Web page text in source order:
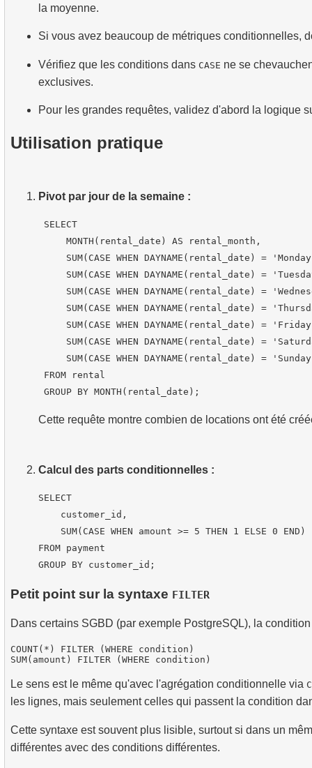
la moyenne.
Si vous avez beaucoup de métriques conditionnelles,
Vérifiez que les conditions dans CASE ne se
exclusives.
Pour les grandes requêtes, validez d'abord la logique
Utilisation pratique
Pivot par jour de la semaine :
SELECT
     MONTH(rental_date) AS rental_month,
SUM(CASE WHEN DAYNAME(rental_date) =
SUM(CASE WHEN DAYNAME(rental_date) =
SUM(CASE WHEN DAYNAME(rental_date) =
SUM(CASE WHEN DAYNAME(rental_date) =
SUM(CASE WHEN DAYNAME(rental_date) =
SUM(CASE WHEN DAYNAME(rental_date) =
SUM(CASE WHEN DAYNAME(rental_date) =
FROM rental
Cette requête montre combien de locations ont été
Calcul des parts conditionnelles :
SELECT
    customer_id,
SUM(CASE WHEN amount >= 5 THEN 1 ELSE 0
FROM payment
Petit point sur la syntaxe FILTER
Dans certains SGBD (par exemple PostgreSQL), la
COUNT(*) FILTER (WHERE condition)
Le sens est le même qu'avec l'agrégation conditionnelle via
les lignes, mais seulement celles qui passent la condition
Cette syntaxe est souvent plus lisible, surtout si dans un
différentes avec des conditions différentes.